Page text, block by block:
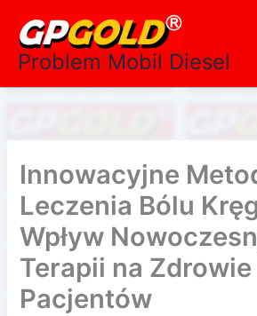
content
Problem Mobil Diesel
Innowacyjne
Leczenia Bólu
Wpływ
Terapii na Zdrowie
Pacjentów